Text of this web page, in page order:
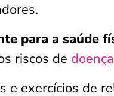
para a saúde
riscos de
e exercícios de